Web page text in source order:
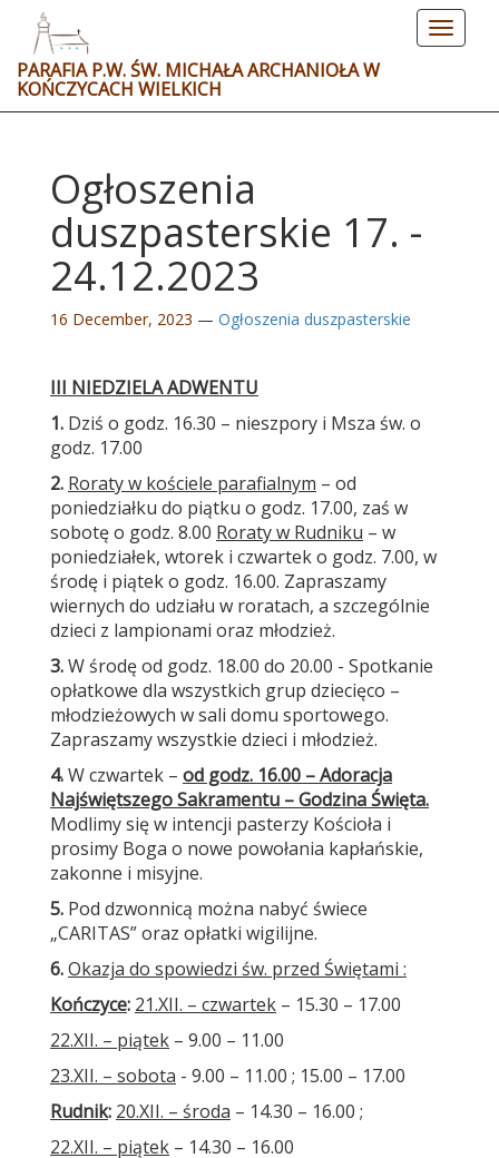
Toggle
PARAFIA P.W. ŚW. MICHAŁA ARCHANIOŁA W
KOŃCZYCACH WIELKICH
Ogłoszenia
duszpasterskie 17. -
24.12.2023
16 December, 2023 — Ogłoszenia duszpasterskie
III NIEDZIELA ADWENTU
1. Dziś o godz. 16.30 – nieszpory i Msza św. o
godz. 17.00
2. Roraty w kościele parafialnym – od
poniedziałku do piątku o godz. 17.00, zaś w
sobotę o godz. 8.00 Roraty w Rudniku – w
poniedziałek, wtorek i czwartek o godz. 7.00, w
środę i piątek o godz. 16.00. Zapraszamy
wiernych do udziału w roratach, a szczególnie
dzieci z lampionami oraz młodzież.
3.W środę od godz. 18.00 do 20.00 - Spotkanie
opłatkowe dla wszystkich grup dziecięco –
młodzieżowych w sali domu sportowego.
Zapraszamy wszystkie dzieci i młodzież.
4.W czwartek – od godz. 16.00 – Adoracja
Najświętszego Sakramentu – Godzina Święta.
Modlimy się w intencji pasterzy Kościoła i
prosimy Boga o nowe powołania kapłańskie,
zakonne i misyjne.
5. Pod dzwonnicą można nabyć świece
„CARITAS” oraz opłatki wigilijne.
6.Okazja do spowiedzi św. przed Świętami :
Kończyce: 21.XII. – czwartek – 15.30 – 17.00
22.XII. – piątek – 9.00 – 11.00
23.XII. – sobota - 9.00 – 11.00 ; 15.00 – 17.00
Rudnik: 20.XII. – środa – 14.30 – 16.00 ;
22.XII. – piątek – 14.30 – 16.00